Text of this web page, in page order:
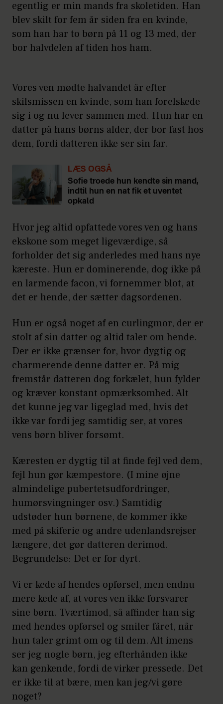
egentlig er min mands fra skoletiden. Han
blev skilt for fem år siden fra en kvinde,
som han har to børn på 11 og 13 med, der
bor halvdelen af tiden hos ham.
Vores ven mødte halvandet år efter
skilsmissen en kvinde, som han forelskede
sig i og nu lever sammen med. Hun har en
datter på hans børns alder, der bor fast hos
dem, fordi datteren ikke ser sin far.
LÆS OGSÅ
Sofie troede hun kendte sin mand,
indtil hun en nat fik et uventet
opkald
Hvor jeg altid opfattede vores ven og hans
ekskone som meget ligeværdige, så
forholder det sig anderledes med hans nye
kæreste. Hun er dominerende, dog ikke på
en larmende facon, vi fornemmer blot, at
det er hende, der sætter dagsordenen.
Hun er også noget af en curlingmor, der er
stolt af sin datter og altid taler om hende.
Der er ikke grænser for, hvor dygtig og
charmerende denne datter er. På mig
fremstår datteren dog forkælet, hun fylder
og kræver konstant opmærksomhed. Alt
det kunne jeg var ligeglad med, hvis det
ikke var fordi jeg samtidig ser, at vores
vens børn bliver forsømt.
Kæresten er dygtig til at finde fejl ved dem,
fejl hun gør kæmpestore. (I mine øjne
almindelige pubertetsudfordringer,
humørsvingninger osv.) Samtidig
udstøder hun børnene, de kommer ikke
med på skiferie og andre udenlandsrejser
længere, det gør datteren derimod.
Begrundelse: Det er for dyrt.
Vi er kede af hendes opførsel, men endnu
mere kede af, at vores ven ikke forsvarer
sine børn. Tværtimod, så affinder han sig
med hendes opførsel og smiler fåret, når
hun taler grimt om og til dem. Alt imens
ser jeg nogle børn, jeg efterhånden ikke
kan genkende, fordi de virker pressede. Det
er ikke til at bære, men kan jeg/vi gøre
noget?